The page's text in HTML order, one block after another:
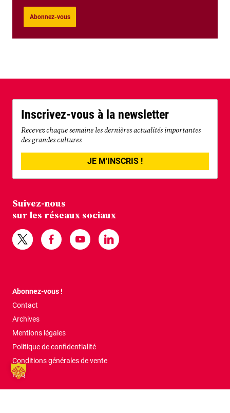
Abonnez-vous
Inscrivez-vous à la newsletter
Recevez chaque semaine les dernières actualités importantes
des grandes cultures
JE M'INSCRIS !
Suivez-nous
sur les réseaux sociaux
Abonnez-vous !
Contact
Archives
Mentions légales
Politique de confidentialité
Conditions générales de vente
FAQ